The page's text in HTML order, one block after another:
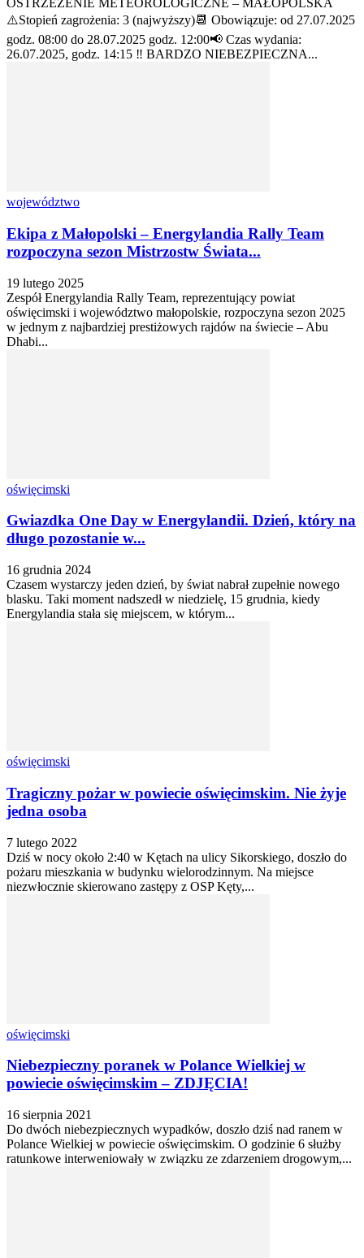
OSTRZEŻENIE METEOROLOGICZNE – MAŁOPOLSKA
⚠️Stopień zagrożenia: 3 (najwyższy)📆 Obowiązuje: od 27.07.2025
godz. 08:00 do 28.07.2025 godz. 12:00📢 Czas wydania:
26.07.2025, godz. 14:15 ‼️ BARDZO NIEBEZPIECZNA...
województwo
Ekipa z Małopolski – Energylandia Rally Team
rozpoczyna sezon Mistrzostw Świata...
19 lutego 2025
Zespół Energylandia Rally Team, reprezentujący powiat
oświęcimski i województwo małopolskie, rozpoczyna sezon 2025
w jednym z najbardziej prestiżowych rajdów na świecie – Abu
Dhabi...
oświęcimski
Gwiazdka One Day w Energylandii. Dzień, który na
długo pozostanie w...
16 grudnia 2024
Czasem wystarczy jeden dzień, by świat nabrał zupełnie nowego
blasku. Taki moment nadszedł w niedzielę, 15 grudnia, kiedy
Energylandia stała się miejscem, w którym...
oświęcimski
Tragiczny pożar w powiecie oświęcimskim. Nie żyje
jedna osoba
7 lutego 2022
Dziś w nocy około 2:40 w Kętach na ulicy Sikorskiego, doszło do
pożaru mieszkania w budynku wielorodzinnym. Na miejsce
niezwłocznie skierowano zastępy z OSP Kęty,...
oświęcimski
Niebezpieczny poranek w Polance Wielkiej w
powiecie oświęcimskim – ZDJĘCIA!
16 sierpnia 2021
Do dwóch niebezpiecznych wypadków, doszło dziś nad ranem w
Polance Wielkiej w powiecie oświęcimskim. O godzinie 6 służby
ratunkowe interweniowały w związku ze zdarzeniem drogowym,...